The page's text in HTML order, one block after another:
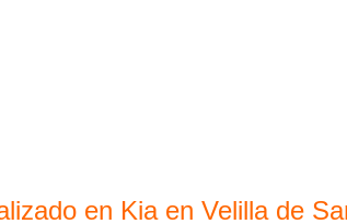
en Kia en Velilla de